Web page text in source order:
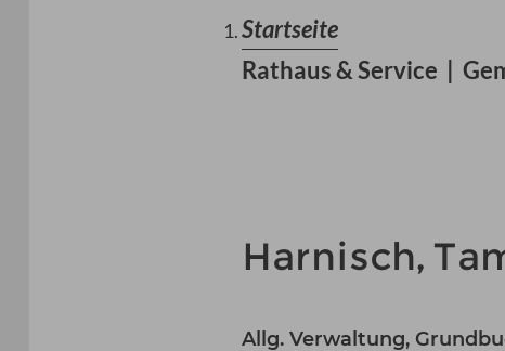
Startseite
Rathaus & Service |
Harnisch,
Allg. Verwaltung,